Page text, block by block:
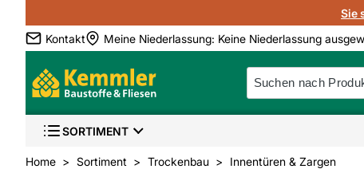
Sie
Kontakt
Meine Niederlassung: Keine Niederlassung
SORTIMENT
Home Sortiment Trockenbau Innentüren & Zargen